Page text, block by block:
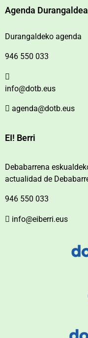
Agenda Durangaldea
Durangaldeko agenda
946 550 033
info@dotb.eus
agenda@dotb.eus
EI! Berri
Debabarrena
actualidad de
946 550 033
info@eiberri.eus